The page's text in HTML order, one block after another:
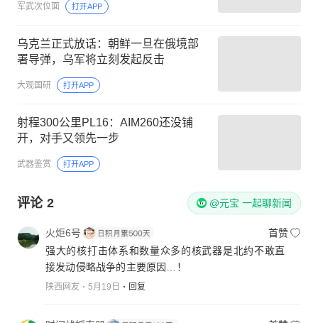
军武次位面 打开APP
乌克兰正式放话：朝鲜一旦在俄境部
署导弹，乌军将立刻发起反击
大观国研 打开APP
射程300公里PL16：AIM260还没铺
开，对手又领先一步
武器鉴赏 打开APP
评论 2 @元宝 一起聊新闻
火炬6号
首赞
强大的核打击体系和数量众多的核武器是北约不敢直
接发动侵略战争的主要原因…！
陕西网友 5月19日 回复